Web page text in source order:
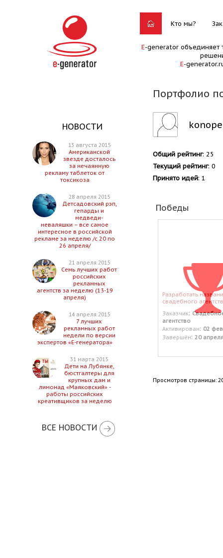
Кто мы?
E-generator объединяет
E-
Портфолио
НОВОСТИ
13 августа 2015
Американской
звезде досталось
за нечаянную
рекламу таблеток от
токсикоза
28 апреля 2015
Детсадовский рэп,
гепарды и
медведи-
неваляшки – все самое
интересное в российской
рекламе за неделю /с 20 по
26 апреля/
21 апреля 2015
Семь лучших работ
российских
рекламных
агентств за неделю (13-19
апреля)
14 апреля 2015
7 лучших
рекламных работ
недели по версии
экспертов «Е-генератора»
31 марта 2015
Дети на Лубянке,
бюстгалтеры для
крупных дам и
лимонад «Маяковский» -
работы российских
креативщиков за неделю
ВСЕ НОВОСТИ
Общий рейтинг: 25
Текущий рейтинг: 0
Принято идей: 1
Победы
Разработать
свадебного
Заказчик:
агентство
Активирован: 02
Завершён: 20
Просмотров страницы: